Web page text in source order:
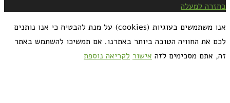
בחזרה למעלה
אנו משתמשים בעוגיות (cookies) על מנת להבטיח כי אנו נותנים
לכם את החוויה הטובה ביותר באתרנו. אם תמשיכו להשתמש באתר
זה, אתם מסכימים לזה אישור לקריאה נוספת